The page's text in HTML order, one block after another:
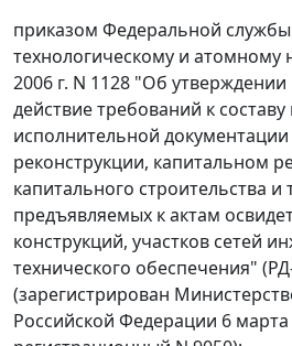
приказом Федеральной службы
технологическому и атомному
2006 г. N 1128 "Об
действие требований к
исполнительной документации
реконструкции, капитальном
капитального строительства и
предъявляемых к актам
конструкций, участков сетей
технического обеспечения"
(зарегистрирован
Российской Федерации 6 марта